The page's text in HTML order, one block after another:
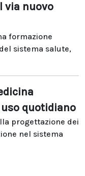
via nuovo
formazione
sistema salute,
quotidiano
progettazione dei
nel sistema